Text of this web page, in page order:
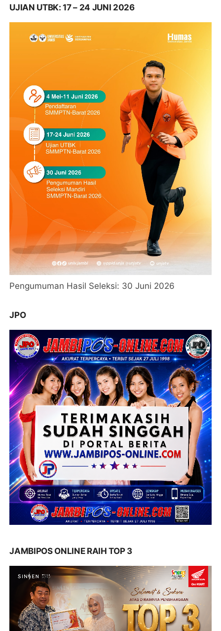
UJIAN UTBK: 17 – 24 JUNI 2026
Pengumuman Hasil Seleksi: 30 Juni 2026
JPO
JAMBIPOS ONLINE RAIH TOP 3